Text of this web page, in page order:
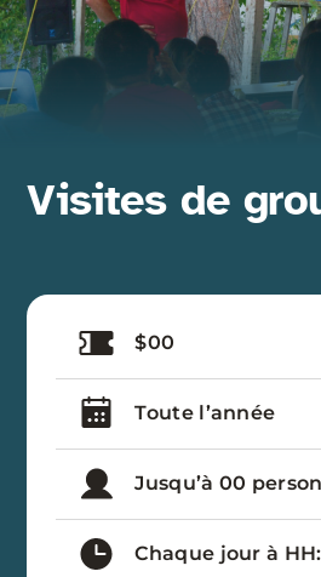
Visites de
$00
Toute l’année
Jusqu’à 00
Chaque jour à